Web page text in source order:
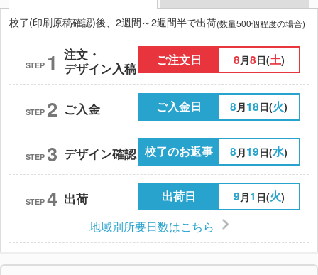
校了(印刷原稿確認)後、2週間～2週間半で出荷(数量500個程度の場合)
STEP 1 注文・
デザイン入稿
ご注文日 8月8日(土)
STEP 2 ご入金 ご入金日 8月18日(火)
STEP 3 デザイン確認 校了のお返事 8 月19日(水)
STEP 4 出荷 出荷日 9 月1 日(火)
地域別所要日数はこちら